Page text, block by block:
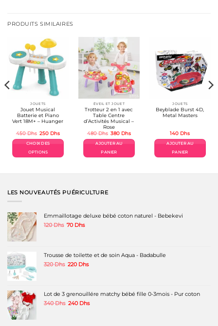
PRODUITS SIMILAIRES
JOUETS
Jouet Musical
Batterie et Piano
Vert 18M+ – Huanger
450Dhs Le
initial
était :
450 Dhs.
250 DhsLe
actuel
CHOIX DES
OPTIONS
variations.
être
choisies
produit
ÉVEIL ET JOUET
Trotteur 2 en 1 avec
Table Centre
d’Activités Musical –
Rose
480Dhs Le
initial
était :
480 Dhs.
380 DhsLe
actuel
AJOUTER AU
PANIER
JOUETS
Beyblade Burst 4D,
Metal Masters
140 Dhs
AJOUTER AU
PANIER
LES NOUVEAUTÉS PUÉRICULTURE
Emmaillotage deluxe bébé coton naturel - Bebekevi
120Dhs Le
120 Dhs.
70 DhsLe
70 Dhs.
Trousse de toilette et de soin Aqua - Badabulle
320Dhs Le
320 Dhs.
220 DhsLe
220 Dhs.
Lot de 3 grenouillére matchy bébé fille 0-3mois - Pur coton
340Dhs Le
240 DhsLe